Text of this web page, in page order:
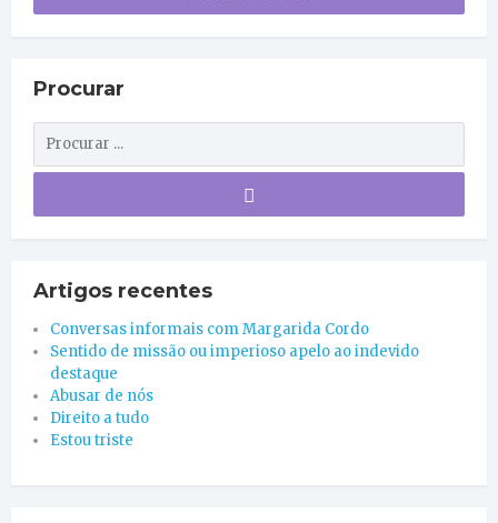
Procurar
Artigos recentes
Conversas informais com Margarida Cordo
Sentido de missão ou imperioso apelo ao indevido
destaque
Abusar de nós
Direito a tudo
Estou triste